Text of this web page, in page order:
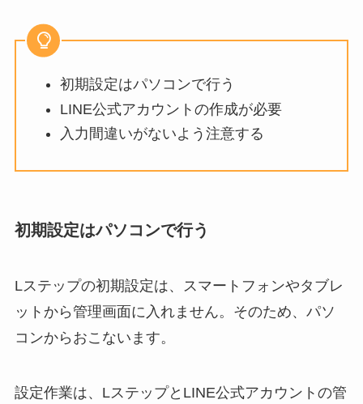
初期設定はパソコンで行う
LINE公式アカウントの作成が必要
入力間違いがないよう注意する
初期設定はパソコンで行う
Lステップの初期設定は、スマートフォンやタブレ
ットから管理画面に入れません。そのため、パソ
コンからおこないます。
設定作業は、LステップとLINE公式アカウントの管